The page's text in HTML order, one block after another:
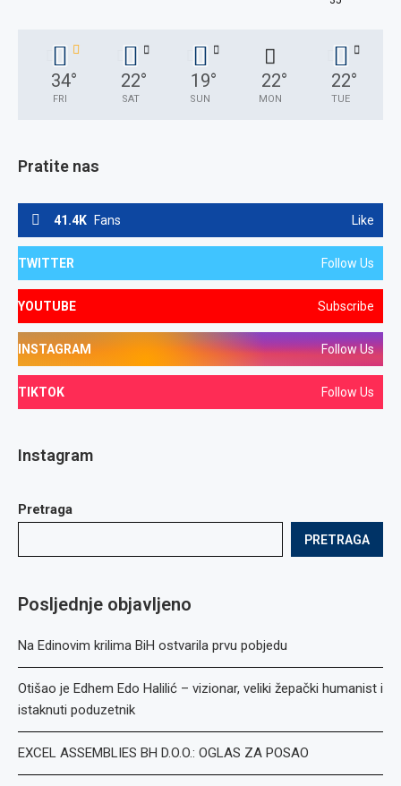
34°
FRI
22°
SAT
19°
SUN
22°
MON
22°
TUE
Pratite nas
41.4K Fans Like
TWITTER Follow Us
YOUTUBE Subscribe
INSTAGRAM Follow Us
TIKTOK Follow Us
Instagram
Pretraga
PRETRAGA
Posljednje objavljeno
Na Edinovim krilima BiH ostvarila prvu pobjedu
Otišao je Edhem Edo Halilić – vizionar, veliki žepački humanist i
istaknuti poduzetnik
EXCEL ASSEMBLIES BH D.O.O.: OGLAS ZA POSAO